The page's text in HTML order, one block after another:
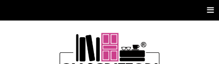
≡